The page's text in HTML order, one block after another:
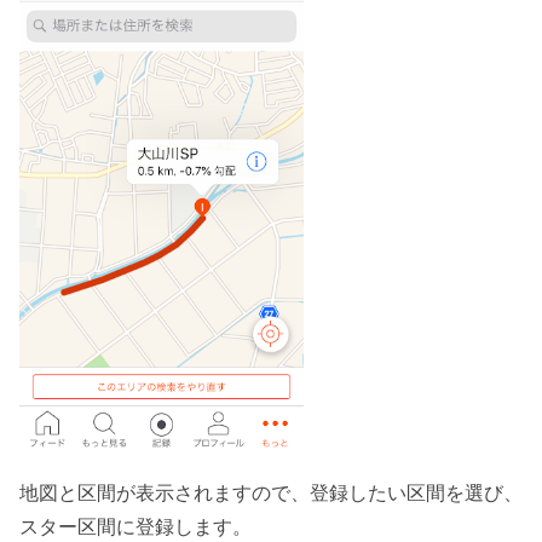
地図と区間が表示されますので、登録したい区間を選び、
スター区間に登録します。